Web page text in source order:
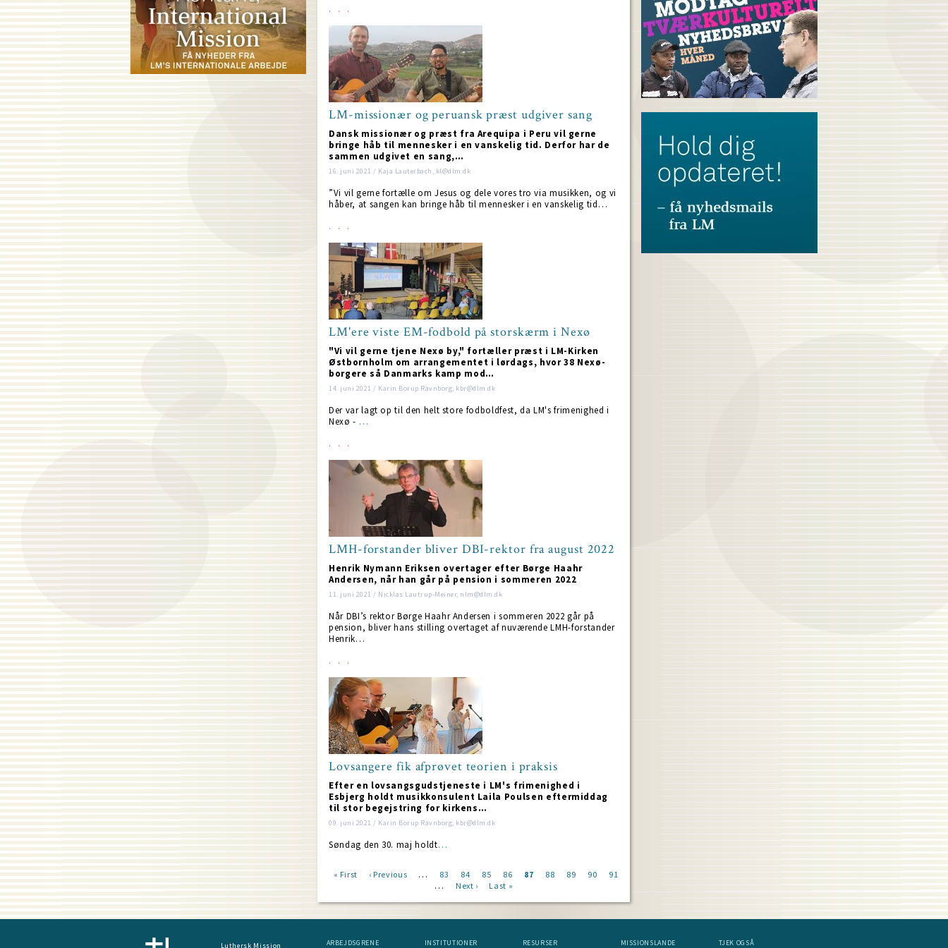
LM-missionær og peruansk præst udgiver sang
Dansk missionær og præst fra Arequipa i Peru vil gerne
bringe håb til mennesker i en vanskelig tid. Derfor har de
sammen udgivet en sang,…
16. juni 2021 / Kaja Lauterbach, kl@dlm.dk
”Vi vil gerne fortælle om Jesus og dele vores tro via musikken, og vi
håber, at sangen kan bringe håb til mennesker i en vanskelig tid…
LM'ere viste EM-fodbold på storskærm i Nexø
"Vi vil gerne tjene Nexø by," fortæller præst i LM-Kirken
Østbornholm om arrangementet i lørdags, hvor 38 Nexø-
borgere så Danmarks kamp mod…
14. juni 2021 / Karin Borup Ravnborg; kbr@dlm.dk
Der var lagt op til den helt store fodboldfest, da LM's frimenighed i
Nexø - …
LMH-forstander bliver DBI-rektor fra august 2022
Henrik Nymann Eriksen overtager efter Børge Haahr
Andersen, når han går på pension i sommeren 2022
11. juni 2021 / Nicklas Lautrup-Meiner, nlm@dlm.dk
Når DBI’s rektor Børge Haahr Andersen i sommeren 2022 går på
pension, bliver hans stilling overtaget af nuværende LMH-forstander
Henrik…
Lovsangere fik afprøvet teorien i praksis
Efter en lovsangsgudstjeneste i LM's frimenighed i
Esbjerg holdt musikkonsulent Laila Poulsen eftermiddag
til stor begejstring for kirkens…
09. juni 2021 / Karin Borup Ravnborg; kbr@dlm.dk
Søndag den 30. maj holdt…
First
« First
Previous
‹ Previous … Page
83 Page
84 Page
85 Page
86
Current
87 Page
88 Page
89 Page
90 Page
91
…
Next
Next ›
Last
Last »
Luthersk Mission ARBEJDSGRENE INSTITUTIONER RESURSER MISSIONSLANDE TJEK OGSÅ